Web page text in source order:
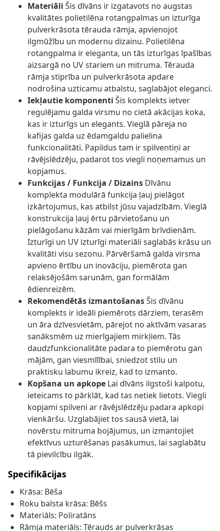
Materiāli Šis dīvāns ir izgatavots no augstas
kvalitātes polietilēna rotangpalmas un izturīga
pulverkrāsota tērauda rāmja, apvienojot
ilgmūžību un modernu dizainu. Polietilēna
rotangpalma ir eleganta, un tās izturīgas īpašības
aizsargā no UV stariem un mitruma. Tērauda
rāmja stiprība un pulverkrāsota apdare
nodrošina uzticamu atbalstu, saglabājot eleganci.
Iekļautie komponenti Šis komplekts ietver
regulējamu galda virsmu no cietā akācijas koka,
kas ir izturīgs un elegants. Vieglā pāreja no
kafijas galda uz ēdamgaldu palielina
funkcionalitāti. Papildus tam ir spilventiņi ar
rāvējslēdzēju, padarot tos viegli noņemamus un
kopjamus.
Funkcijas / Funkcija / Dizains Dīvānu
komplekta modulārā funkcija ļauj pielāgot
izkārtojumus, kas atbilst jūsu vajadzībām. Vieglā
konstrukcija ļauj ērtu pārvietošanu un
pielāgošanu kāzām vai mierīgām brīvdienām.
Izturīgi un UV izturīgi materiāli saglabās krāsu un
kvalitāti visu sezonu. Pārvēršamā galda virsma
apvieno ērtību un inovāciju, piemērota gan
relaksējošām sarunām, gan formālām
ēdienreizēm.
Rekomendētās izmantošanasŠis dīvānu
komplekts ir ideāli piemērots dārziem, terasēm
un āra dzīvesvietām, pārejot no aktīvām vasaras
sanāksmēm uz mierīgajiem mirkļiem. Tās
daudzfunkcionalitāte padara to piemērotu gan
mājām, gan viesmīlībai, sniedzot stilu un
praktisku labumu ikreiz, kad to izmanto.
Kopšana un apkope Lai dīvāns ilgstoši kalpotu,
ieteicams to pārklāt, kad tas netiek lietots. Viegli
kopjami spilveni ar rāvējslēdzēju padara apkopi
vienkāršu. Uzglabājiet tos sausā vietā, lai
novērstu mitruma bojājumus, un izmantojiet
efektīvus uzturēšanas pasākumus, lai saglabātu
tā pievilcību ilgāk.
Specifikācijas
Krāsa: Bēša
Roku balsta krāsa: Bēšs
Materiāls: Poliratāns
Rāmja materiāls: Tērauds ar pulverkrāsas